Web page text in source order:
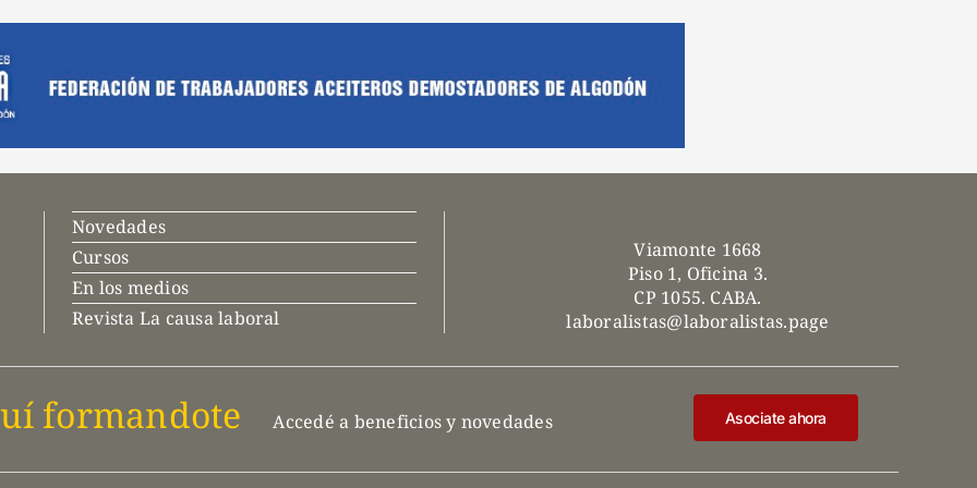
Novedades
Cursos
En los medios
Revista La causa laboral
Viamonte 1668
Piso 1, Oficina 3.
CP 1055. CABA.
laboralistas@laboralistas.page
formandote Accedé a beneficios y novedades Asociate ahora